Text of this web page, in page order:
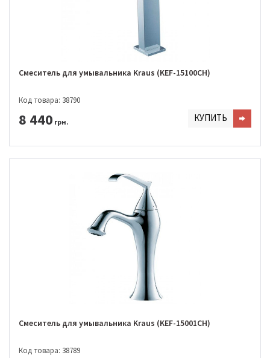
Смеситель для умывальника Kraus (KEF-15100CH)
Код товара: 38790
8 440 грн. КУПИТЬ
Смеситель для умывальника Kraus (KEF-15001CH)
Код товара: 38789